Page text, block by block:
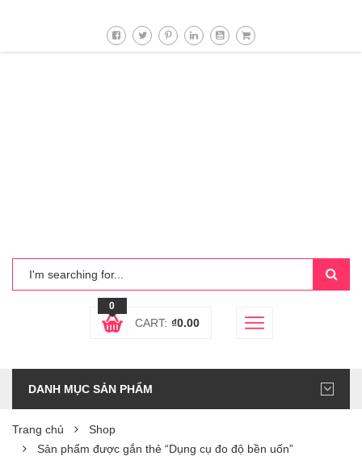
0
CART: ₫0.00
DANH MỤC SẢN PHẨM
Trang chủ
Shop
Sản phẩm được gắn thẻ “Dụng cụ đo độ bền uốn”